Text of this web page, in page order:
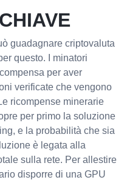
guadagnare criptovaluta
questo. I minatori
per aver
verificate che vengono
ricompense minerarie
per primo la soluzione
e la probabilità che sia
è legata alla
sulla rete. Per allestire
disporre di una GPU